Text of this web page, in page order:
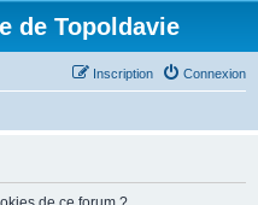
de Topoldavie
Connexion
Inscription